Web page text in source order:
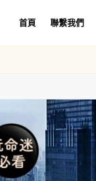
首頁 聯繫我們